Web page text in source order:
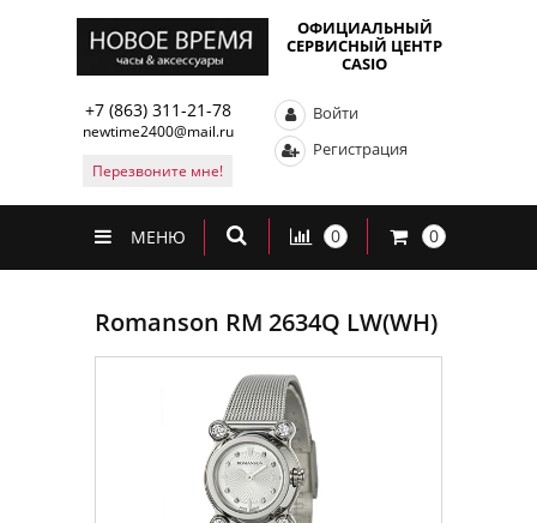
ОФИЦИАЛЬНЫЙ
СЕРВИСНЫЙ ЦЕНТР
CASIO
+7 (863) 311-21-78
newtime2400@mail.ru
Перезвоните мне!
Войти
Регистрация
МЕНЮ 0 0
Romanson RM 2634Q LW(WH)